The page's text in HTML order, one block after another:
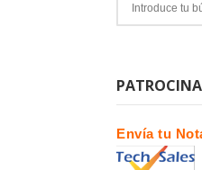
Envía tu